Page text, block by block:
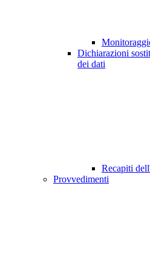
Dichiarazioni
dei dati
Recapiti
Provvedimenti